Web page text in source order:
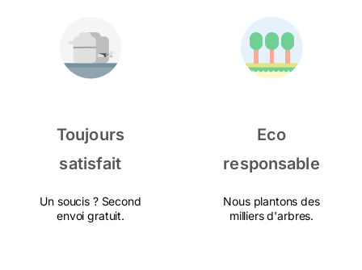
Toujours
satisfait
Un soucis ? Second
envoi gratuit.
Eco
responsable
Nous plantons des
milliers d'arbres.